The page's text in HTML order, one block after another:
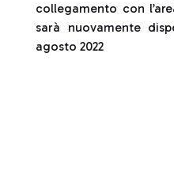
collegamento con
sarà nuovamente
agosto 2022